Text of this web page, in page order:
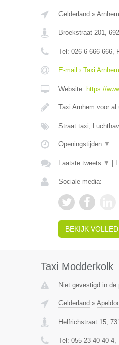
Gelderland » Arnhem
Broekstraat 201,
Tel: 026 6 666 666,
E-mail › Taxi
Website: https://
Taxi Arnhem voor
Straat taxi,
Openingstijden ▼
Laatste tweets ▼
Sociale media:
BEKIJK
Taxi Modderkolk
Niet gevestigd in
Gelderland »
Helfrichstraat 15,
Tel: 055 23 40 40 4,